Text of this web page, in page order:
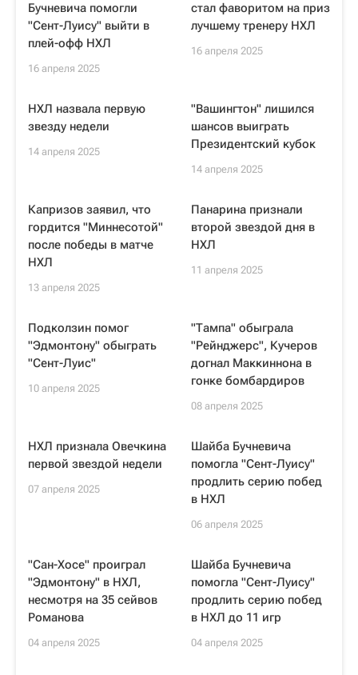
Бучневича помогли
"Сент-Луису" выйти в
плей-офф НХЛ
16 апреля 2025
стал фаворитом на приз
лучшему тренеру НХЛ
16 апреля 2025
НХЛ назвала первую
звезду недели
14 апреля 2025
"Вашингтон" лишился
шансов выиграть
Президентский кубок
14 апреля 2025
Капризов заявил, что
гордится "Миннесотой"
после победы в матче
НХЛ
13 апреля 2025
Панарина признали
второй звездой дня в
НХЛ
11 апреля 2025
Подколзин помог
"Эдмонтону" обыграть
"Сент-Луис"
10 апреля 2025
"Тампа" обыграла
"Рейнджерс", Кучеров
догнал Маккиннона в
гонке бомбардиров
08 апреля 2025
НХЛ признала Овечкина
первой звездой недели
07 апреля 2025
Шайба Бучневича
помогла "Сент-Луису"
продлить серию побед
в НХЛ
06 апреля 2025
"Сан-Хосе" проиграл
"Эдмонтону" в НХЛ,
несмотря на 35 сейвов
Романова
04 апреля 2025
Шайба Бучневича
помогла "Сент-Луису"
продлить серию побед
в НХЛ до 11 игр
04 апреля 2025